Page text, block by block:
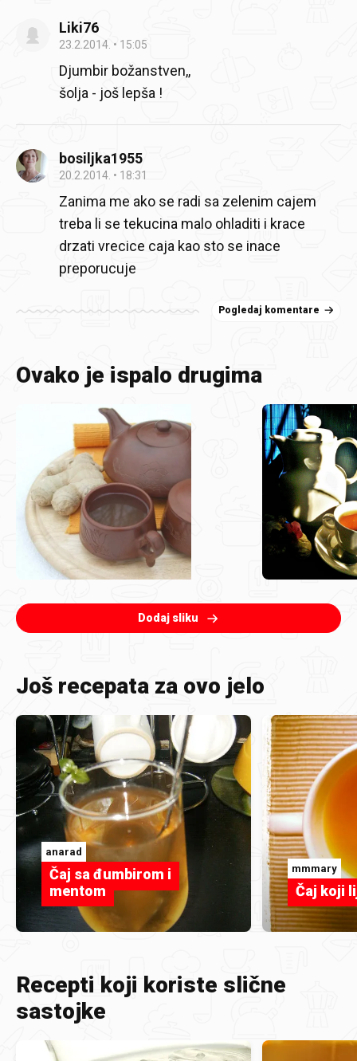
Liki76
23.2.2014. 15:05
Djumbir božanstven,,
šolja - još lepša !
bosiljka1955
20.2.2014. 18:31
Zanima me ako se radi sa zelenim cajem
treba li se tekucina malo ohladiti i krace
drzati vrecice caja kao sto se inace
preporucuje
Pogledaj komentare
Ovako je ispalo drugima
Dodaj sliku
Još recepata za ovo jelo
anarad
Čaj sa đumbirom i
mentom
mmmary
Čaj koji
Recepti koji koriste slične
sastojke